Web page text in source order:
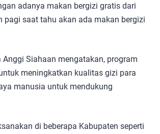
adanya makan bergizi gratis dari
pagi saat tahu akan ada makan bergizi
Anggi Siahaan mengatakan, program
meningkatkan kualitas gizi para
manusia untuk mendukung
di beberapa Kabupaten seperti